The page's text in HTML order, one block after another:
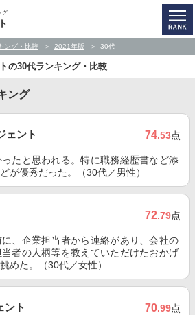
グ
ング・比較 2021年版 30代
の30代ランキング・比較
ング
ェント 74.53点
たと思われる。特に職務経歴書など添
が優秀だった。（30代／男性）
72.79点
、企業担当者から連絡があり、会社の
者の人柄等を教えていただけたおかげ
めた。（30代／女性）
ント 70.99点